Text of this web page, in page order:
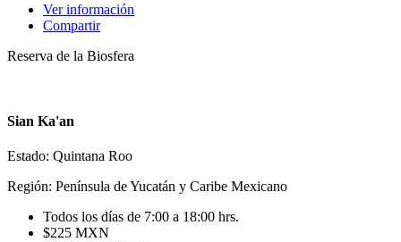
Ver información
Compartir
Reserva de la Biosfera
Sian Ka'an
Estado: Quintana Roo
Región: Península de Yucatán y Caribe Mexicano
Todos los días de 7:00 a 18:00 hrs.
$225 MXN